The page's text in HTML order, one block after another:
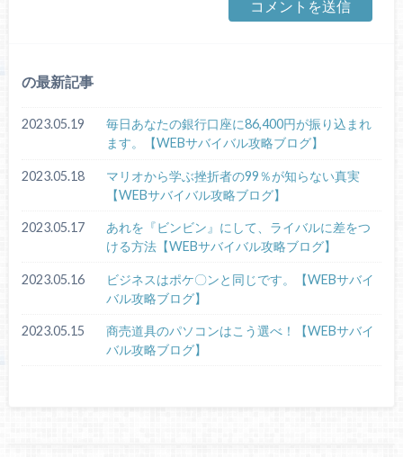
の最新記事
2023.05.19
毎日あなたの銀行口座に86,400円が振り込まれ
ます。【WEBサバイバル攻略ブログ】
2023.05.18
マリオから学ぶ挫折者の99％が知らない真実
【WEBサバイバル攻略ブログ】
2023.05.17
あれを『ビンビン』にして、ライバルに差をつ
ける方法【WEBサバイバル攻略ブログ】
2023.05.16
ビジネスはポケ〇ンと同じです。【WEBサバイ
バル攻略ブログ】
2023.05.15
商売道具のパソコンはこう選べ！【WEBサバイ
バル攻略ブログ】